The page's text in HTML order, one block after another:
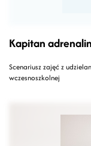
Kapitan
Scenariusz zajęć z
wczesnoszkolnej